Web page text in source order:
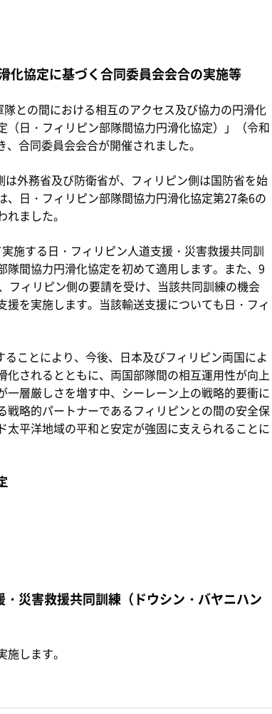
化協定に基づく合同委員会会合の実施等
との間における相互のアクセス及び協力の円滑化
日・フィリピン部隊間協力円滑化協定）」（令和
合同委員会会合が開催されました。
外務省及び防衛省が、フィリピン側は国防省を始
日・フィリピン部隊間協力円滑化協定第27条6の
ました。
施する日・フィリピン人道支援・災害救援共同訓
間協力円滑化協定を初めて適用します。また、9
フィリピン側の要請を受け、当該共同訓練の機会
を実施します。当該輸送支援についても日・フィ
ことにより、今後、日本及びフィリピン両国によ
されるとともに、両国部隊間の相互運用性が向上
層厳しさを増す中、シーレーン上の戦略的要衝に
略的パートナーであるフィリピンとの間の安全保
平洋地域の平和と安定が強固に支えられることに
・災害救援共同訓練（ドウシン・バヤニハン
します。